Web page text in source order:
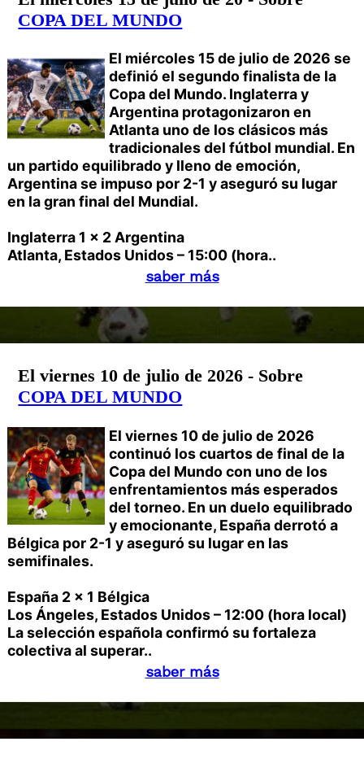
COPA DEL MUNDO
El miércoles 15 de julio de 2026 se
definió el segundo finalista de la
Copa del Mundo. Inglaterra y
Argentina protagonizaron en
Atlanta uno de los clásicos más
tradicionales del fútbol mundial. En
un partido equilibrado y lleno de emoción,
Argentina se impuso por 2-1 y aseguró su lugar
en la gran final del Mundial.
Inglaterra 1 x 2 Argentina
Atlanta, Estados Unidos – 15:00 (hora..
saber más
El viernes 10 de julio de 2026 - Sobre
COPA DEL MUNDO
El viernes 10 de julio de 2026
continuó los cuartos de final de la
Copa del Mundo con uno de los
enfrentamientos más esperados
del torneo. En un duelo equilibrado
y emocionante, España derrotó a
Bélgica por 2-1 y aseguró su lugar en las
semifinales.
España 2 x 1 Bélgica
Los Ángeles, Estados Unidos – 12:00 (hora local)
La selección española confirmó su fortaleza
colectiva al superar..
saber más